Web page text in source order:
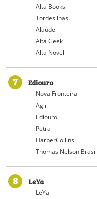
Alta Books
Tordesilhas
Alaúde
Alta Geek
Alta Novel
7 Ediouro
Nova Fronteira
Agir
Ediouro
Petra
HarperCollins
Thomas Nelson Brasil
8 LeYa
LeYa